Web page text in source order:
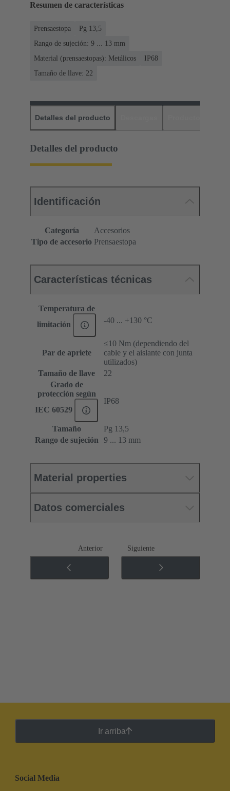
Resumen de características
Prensaestopa
Pg 13,5
Rango de sujeción: 9 ... 13 mm
Material (prensaestopas): Metálicos
IP68
Tamaño de llave: 22
Detalles del producto
Detalles del producto
Identificación
Categoría
Accesorios
Tipo de accesorio Prensaestopa
Características técnicas
Temperatura de
limitación
-40 ... +130 °C
Par de apriete
≤10 Nm (dependiendo del
cable y el aislante con junta
utilizados)
Tamaño de llave
22
Grado de
protección según
IEC 60529
IP68
Tamaño
Pg 13,5
Rango de sujeción
9 ... 13 mm
Material properties
Datos comerciales
Anterior Siguiente
Ir arriba
Social Media